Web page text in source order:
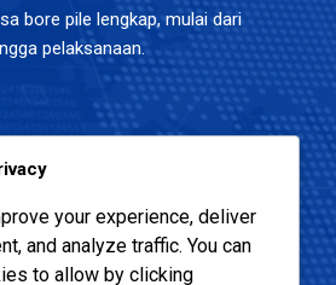
bore pile lengkap, mulai dari
pelaksanaan.
TB Simatupang, Cilandak Timur,
Selatans
your experience, deliver
and analyze traffic. You can
to allow by clicking